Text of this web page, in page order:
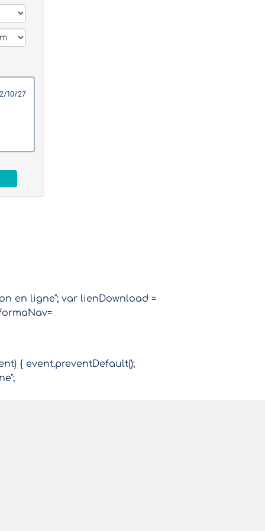
en ligne"; var lienDownload =
{ event.preventDefault();